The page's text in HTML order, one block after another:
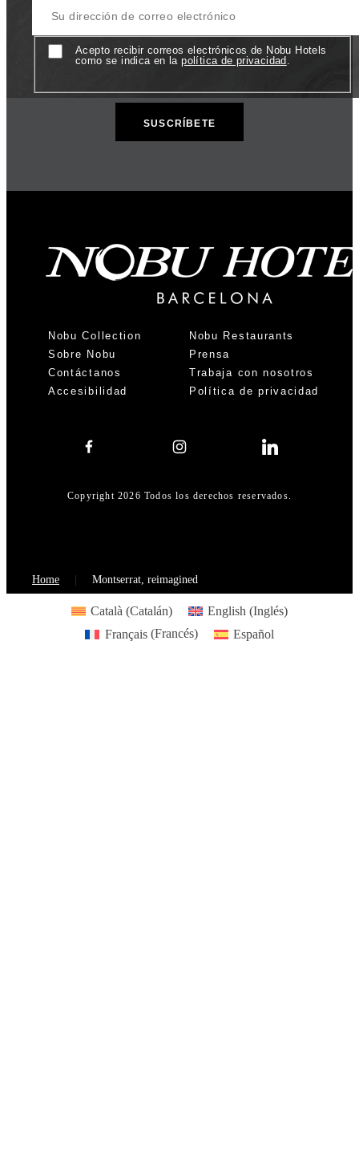
Consentimiento
Acepto recibir correos electrónicos de Nobu Hotels
como se indica en lapolítica de privacidad
Nobu Collection
Nobu Restaurants
Sobre Nobu
Prensa
Contáctanos
Trabaja con nosotros
Accesibilidad
Política de privacidad
Copyright 2026 Todos los derechos reservados.
Home Montserrat, reimagined
Català (Catalán) English (Inglés)
Français(Francés) Español